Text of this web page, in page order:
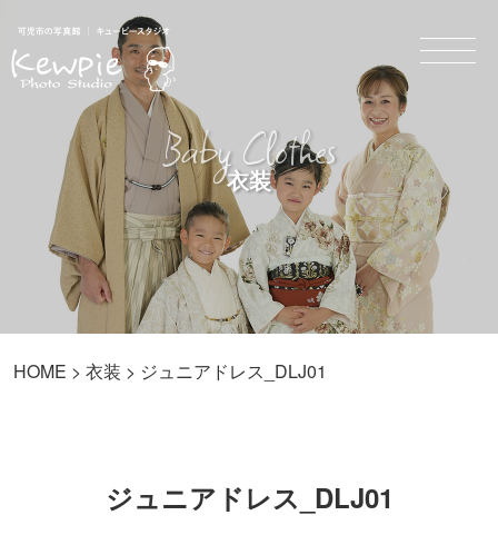
Baby Clothes
衣装
HOME > 衣装 > ジュニアドレス_DLJ01
ジュニアドレス_DLJ01